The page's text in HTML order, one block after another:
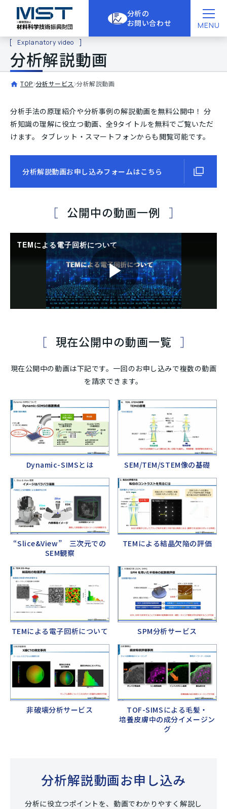
MENU
分析の
お問い合わせ
Explanatory video
分析解説動画
TOP 分析サービス 分析解説動画
分析手法の原理紹介や分析事例の解説動画を無料公開中！ 分
析知識の理解に役立つ動画、全9タイトルを無料でご覧いただ
けます。
タブレット・スマートフォンからも閲覧可能です。
分析解説動画お申し込みフォームはこちら
公開中の動画一例
現在公開中の動画一覧
現在公開中の動画は下記です。一回のお申し込みで複数の動画
を請求できます。
Dynamic-SIMSとは SEM/TEM/STEM像の基礎
“Slice&View” 三次元での
SEM観察
TEMによる結晶欠陥の評価
TEMによる電子回析について SPM分析サービス
非破壊分析サービス
TOF-SIMSによる毛髪・
培養皮膚中の成分イメージン
グ
分析解説動画お申し込み
分析に役立つポイントを、動画でわかりやすく解説し